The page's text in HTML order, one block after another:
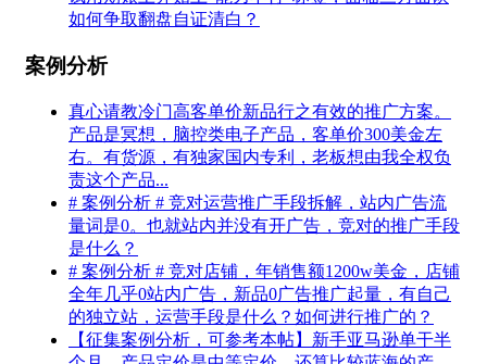
如何争取翻盘自证清白？
案例分析
真心请教冷门高客单价新品行之有效的推广方案。
产品是冥想，脑控类电子产品，客单价300美金左
右。有货源，有独家国内专利，老板想由我全权负
责这个产品...
# 案例分析 # 竞对运营推广手段拆解，站内广告流
量词是0。也就站内并没有开广告，竞对的推广手段
是什么？
# 案例分析 # 竞对店铺，年销售额1200w美金，店铺
全年几乎0站内广告，新品0广告推广起量，有自己
的独立站，运营手段是什么？如何进行推广的？
【征集案例分析，可参考本帖】新手亚马逊单干半